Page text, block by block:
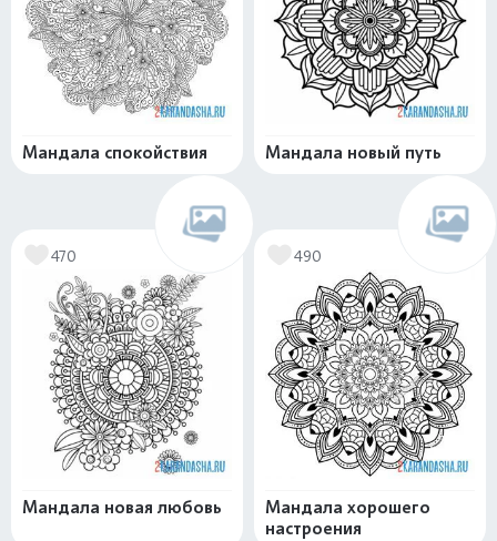
Мандала спокойствия Мандала новый путь
470
Мандала новая любовь
490
Мандала хорошего
настроения